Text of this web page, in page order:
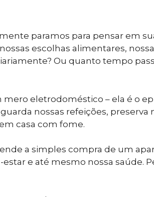
paramos para pensar em
escolhas alimentares,
Ou quanto tempo
eletrodoméstico – ela é o
nossas refeições,
casa com fome.
a simples compra de um
e até mesmo nossa saúde.